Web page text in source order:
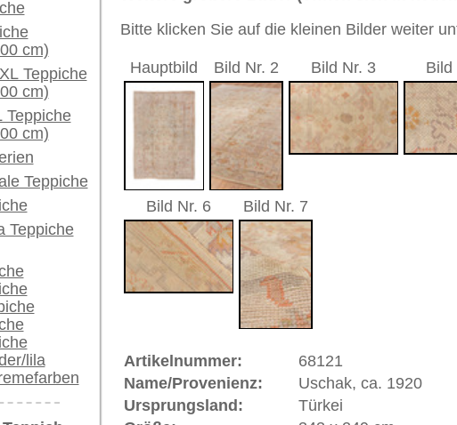
Ursprungsland:
343 x 249 cm
Herstellungsjahr: ca. 1920
Flor:
Musterung:
floral / durchgemustert
Grundfarbe: beige
Bemerkungen:
Unikat. Handgeknüpfter / traditionell orientalischer Teppich
Der Flor dieses Teppichs besteht aus Wolle
Preis (inkl. MwSt.): € 11.800
Voraussichtliche Lieferzeit:
4 - 8 Werktage
in Warenkorb
Mehr über die Provenienz Uschak, ca. 1920 | Türkei
Uschak (auch: "Ouschak") befindet sich in WestAnatolien(Türkei) und hat eine alte und
berühmte Teppich-Tradition. Uschak gehört zu den Pionier-Städten des Orientteppichs.
Bereits aus dem 16. Jahrhundert sind gut erhaltene Stücke in türkischen und anderen Museen
vorhanden. Im 17. Jahrhundert sind Uschaks in sehr großer Anzahl nach Siebenbürgen aber
auch in christliche Kirchen und in Fürstenhäuser Europas geliefert worden. Berühmte
Adelsleute wie Fürst Esterhazy und Baron Orsini gaben Teppiche in Auftrag und ließen sich
ihr Wappen einknüpfen. Große Künstler jener Zeit verewigten Uschaks in ihren Gemälden und
lieferten damit einen wichtigen Beitrag zur Geschichte des geknüpften Teppichs. Einige
Uschak-Muster wurden nach den Malern Hans Holbein und Lorenzo Lotto benannt, die das
Arabesken- und Flecht-Muster in gelb auf rotem Grund wiedergaben. Uschak ist eine
Provenienz von einzigartiger Historie und Bedeutung.